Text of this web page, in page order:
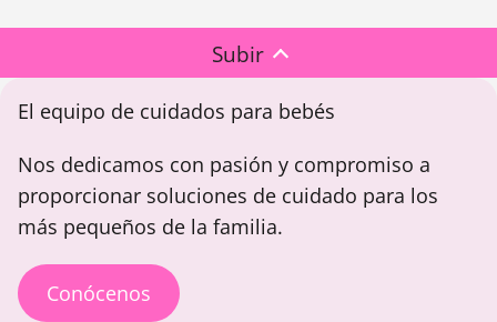
Subir
El equipo de cuidados para bebés
Nos dedicamos con pasión y compromiso a
proporcionar soluciones de cuidado para los
más pequeños de la familia.
Conócenos